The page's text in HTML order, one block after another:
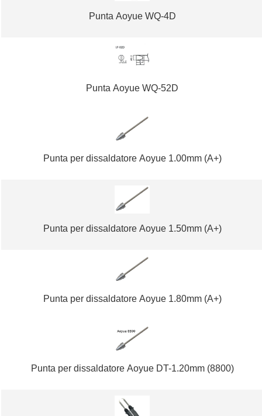
Punta Aoyue WQ-4D
Punta Aoyue WQ-52D
Punta per dissaldatore Aoyue 1.00mm (A+)
Punta per dissaldatore Aoyue 1.50mm (A+)
Punta per dissaldatore Aoyue 1.80mm (A+)
Punta per dissaldatore Aoyue DT-1.20mm (8800)